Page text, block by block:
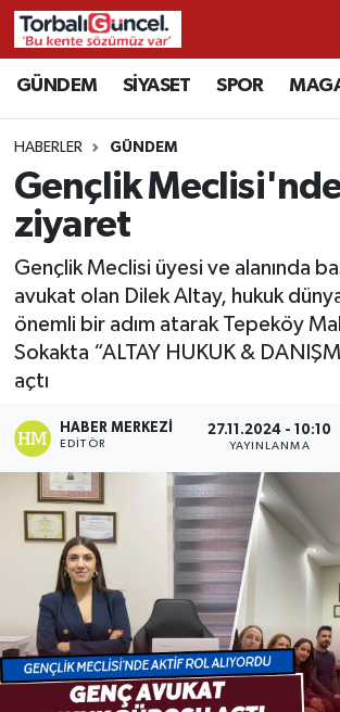
GÜNDEM SİYASET SPOR
HABERLER GÜNDEM
Gençlik
ziyaret
Gençlik Meclisi üyesi ve alanında
avukat olan Dilek Altay, hukuk
önemli bir adım atarak Tepeköy
Sokakta “ALTAY HUKUK &
açtı
HABER MERKEZI
EDITÖR
27.11.2024 - 10:10
YAYINLANMA
İzmir Nöbetçi Eczaneler
İzmir Hava Durumu
İzmir Namaz Vakitleri
Süper Lig Puan Durumu ve
Tüm Manşetler
Haber Arşivi